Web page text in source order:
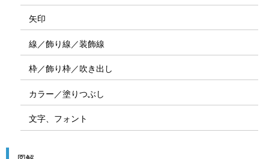
矢印
線／飾り線／装飾線
枠／飾り枠／吹き出し
カラー／塗りつぶし
文字、フォント